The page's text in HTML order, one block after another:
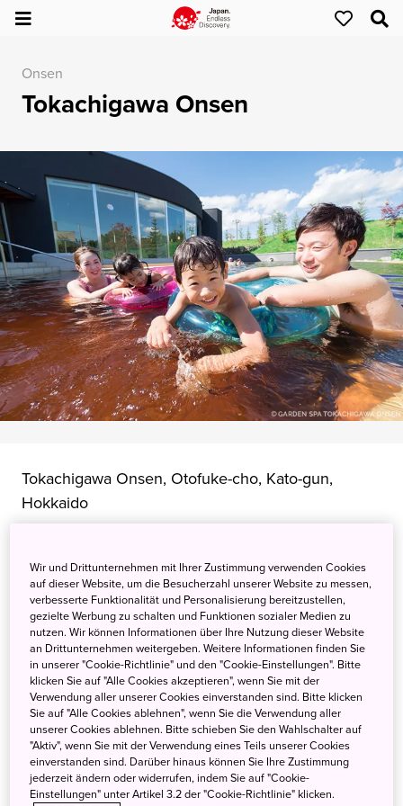
Onsen
Tokachigawa Onsen
Tokachigawa Onsen, Otofuke-cho, Kato-gun,
Hokkaido
Transitinformationen abrufen
Eine Heißquellen-Stadt inmitten
der Winterlandschaft
Besonders bekannt ist Tokachigawa Onsen für sein
wirkungsvolles Thermalquellwasser namens „Moor“, das
reich an Mineralien und pflanzlichen Sedimenten ist,
daher besondere gesundheitliche Vorzüge bietet und
Wir und Drittunternehmen mit Ihrer Zustimmung verwenden Cookies
auf dieser Website, um die Besucherzahl unserer Website zu messen,
verbesserte Funktionalität und Personalisierung bereitzustellen,
gezielte Werbung zu schalten und Funktionen sozialer Medien zu
nutzen. Wir können Informationen über Ihre Nutzung dieser Website
an Drittunternehmen weitergeben. Weitere Informationen finden Sie
in unserer "Cookie-Richtlinie" und den "Cookie-Einstellungen". Bitte
klicken Sie auf "Alle Cookies akzeptieren", wenn Sie mit der
Verwendung aller unserer Cookies einverstanden sind. Bitte klicken
Sie auf "Alle Cookies ablehnen", wenn Sie die Verwendung aller
unserer Cookies ablehnen. Bitte schieben Sie den Wahlschalter auf
"Aktiv", wenn Sie mit der Verwendung eines Teils unserer Cookies
einverstanden sind. Darüber hinaus können Sie Ihre Zustimmung
jederzeit ändern oder widerrufen, indem Sie auf "Cookie-
Einstellungen" unter Artikel 3.2 der "Cookie-Richtlinie" klicken.